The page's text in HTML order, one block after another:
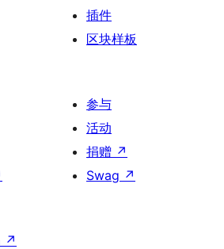
插件
区块样板
参与
活动
捐赠 ↗
Swag ↗
↗